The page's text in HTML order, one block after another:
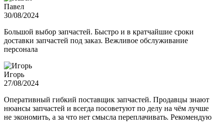
Павел
30/08/2024
Большой выбор запчастей. Быстро и в кратчайшие сроки
доставки запчастей под заказ. Вежливое обслуживание
персонала
Игорь
27/08/2024
Оперативный гибкий поставщик запчастей. Продавцы знают
нюансы запчастей и всегда посоветуют по делу на чём лучше
не экономить, а за что нет смысла переплачивать. Рекомендую